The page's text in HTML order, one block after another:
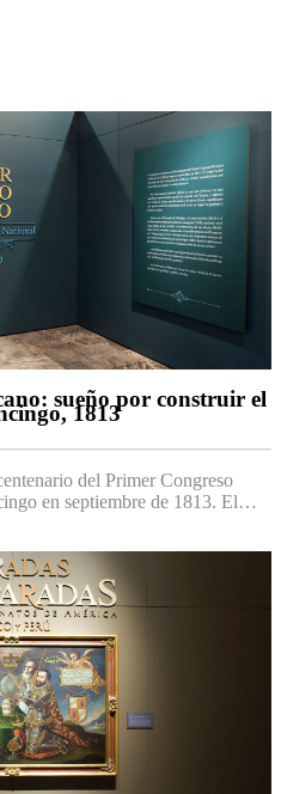
sueño por construir el
1813
del Primer Congreso
en septiembre de 1813. El…